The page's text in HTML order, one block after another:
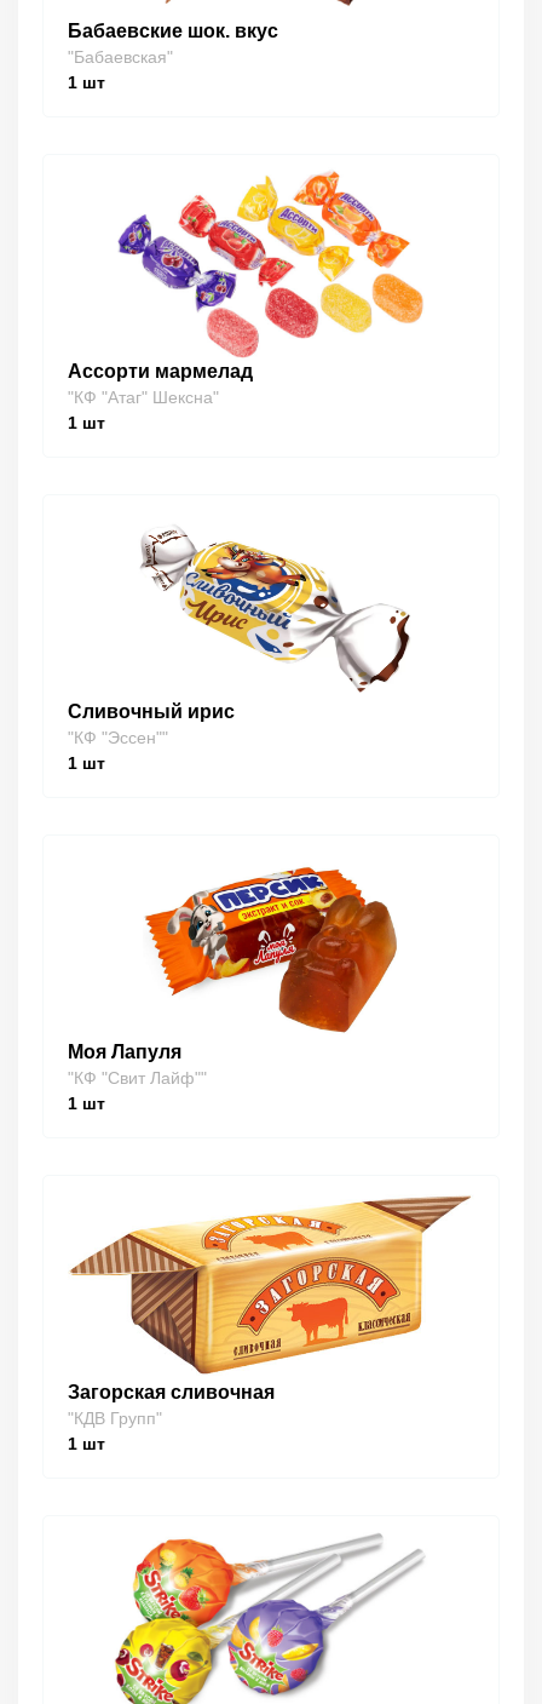
Бабаевские шок. вкус
"Бабаевская"
1 шт
Ассорти мармелад
"КФ "Атаг" Шексна"
1 шт
Сливочный ирис
"КФ "Эссен""
1 шт
Моя Лапуля
"КФ "Свит Лайф""
1 шт
Загорская сливочная
"КДВ Групп"
1 шт